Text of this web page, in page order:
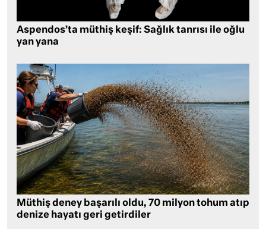
Aspendos’ta müthiş keşif: Sağlık tanrısı ile oğlu
yan yana
Müthiş deney başarılı oldu, 70 milyon tohum atıp
denize hayatı geri getirdiler